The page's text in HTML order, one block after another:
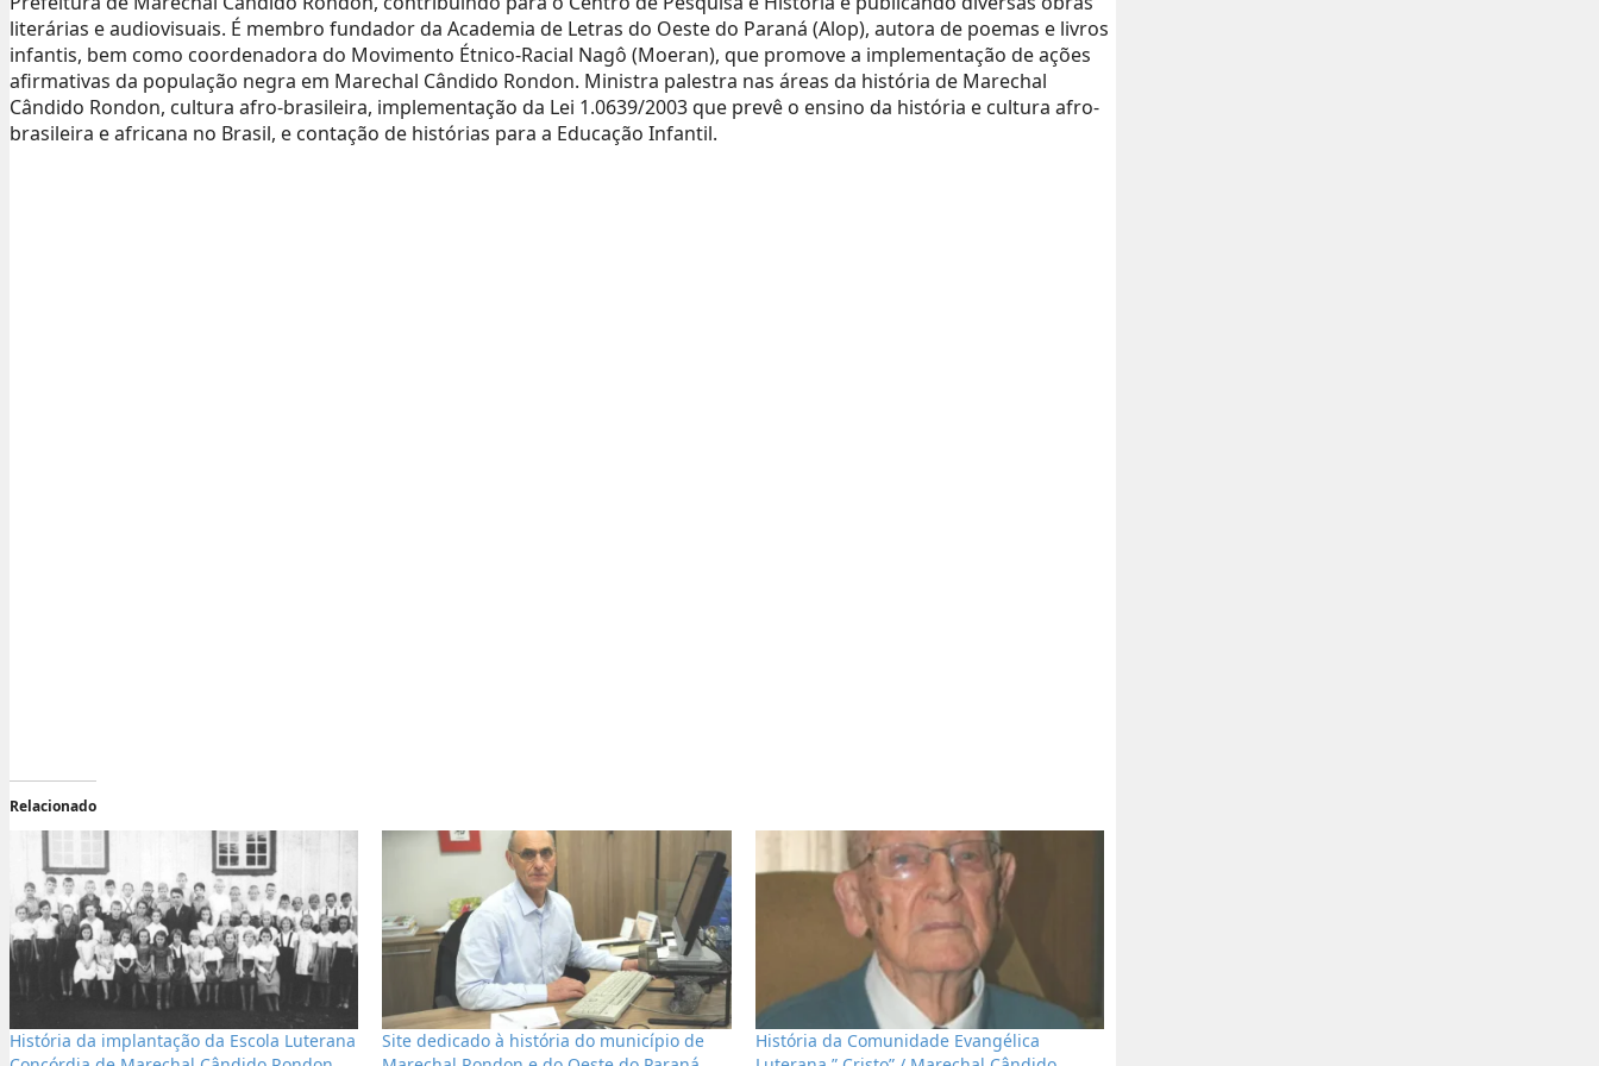
literárias e audiovisuais. É membro fundador da Academia de Letras do Oeste do Paraná (Alop), autora de poemas e livros
infantis, bem como coordenadora do Movimento Étnico-Racial Nagô (Moeran), que promove a implementação de ações
afirmativas da população negra em Marechal Cândido Rondon. Ministra palestra nas áreas da história de Marechal
Cândido Rondon, cultura afro-brasileira, implementação da Lei 1.0639/2003 que prevê o ensino da história e cultura afro-
brasileira e africana no Brasil, e contação de histórias para a Educação Infantil.
Relacionado
História da implantação da Escola Luterana
Site dedicado à história do município de
História da Comunidade Evangélica